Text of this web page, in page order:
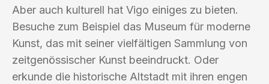
Aber auch kulturell hat Vigo einiges zu bieten.
Besuche zum Beispiel das Museum für moderne
Kunst, das mit seiner vielfältigen Sammlung von
zeitgenössischer Kunst beeindruckt. Oder
erkunde die historische Altstadt mit ihren engen